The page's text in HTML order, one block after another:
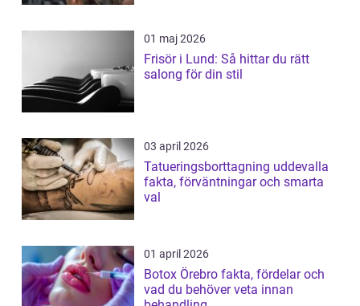
01 maj 2026
Frisör i Lund: Så hittar du rätt
salong för din stil
03 april 2026
Tatueringsborttagning uddevalla
fakta, förväntningar och smarta
val
01 april 2026
Botox Örebro fakta, fördelar och
vad du behöver veta innan